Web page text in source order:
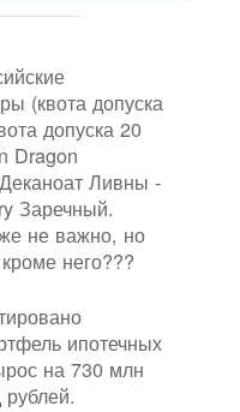
(квота допуска
допуска 20
Dragon
Ливны -
Заречный.
не важно, но
него???
ипотечных
на 730 млн